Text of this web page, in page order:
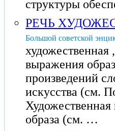
структуры
РЕЧЬ
Большой советской
художественная
выражения
произведений
искусства (см.
Художественная
образа (см. …